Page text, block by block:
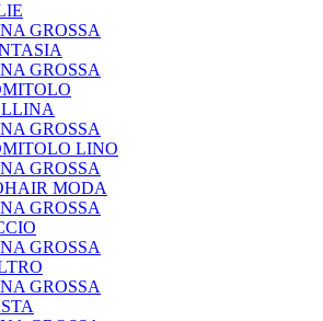
GROSSA
GROSSA
GROSSA
LINO
GROSSA
MODA
GROSSA
GROSSA
GROSSA